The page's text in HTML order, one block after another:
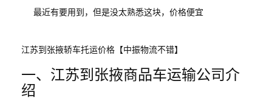
最近有要用到，但是没太熟悉这块，价格便宜
江苏到张掖轿车托运价格【中振物流不错】
一、江苏到张掖商品车运输公司介
绍